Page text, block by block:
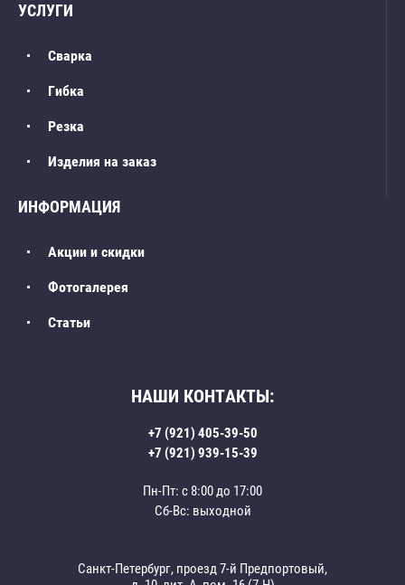
УСЛУГИ
Сварка
Гибка
Резка
Изделия на заказ
ИНФОРМАЦИЯ
Акции и скидки
Фотогалерея
Статьи
НАШИ КОНТАКТЫ:
+7 (921) 405-39-50
+7 (921) 939-15-39
Пн-Пт: с 8:00 до 17:00
Сб-Вс: выходной
Санкт-Петербург, проезд 7-й Предпортовый,